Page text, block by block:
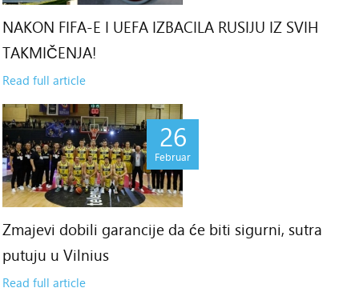
NAKON FIFA-E I UEFA IZBACILA RUSIJU IZ SVIH
TAKMIČENJA!
Read full article
26
Februar
Zmajevi dobili garancije da će biti sigurni, sutra
putuju u Vilnius
Read full article